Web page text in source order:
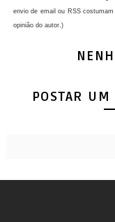
envio de email ou RSS
opinião do autor.)
POSTAR